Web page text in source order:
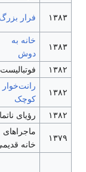
۱۳۸۳ فرار بزرگ
۱۳۸۳
خانه به
دوش
۱۳۸۲
۱۳۸۲
رانت‌خوار
کوچک
۱۳۸۲ رؤیای
۱۳۷۹
ماجراهای
خانه